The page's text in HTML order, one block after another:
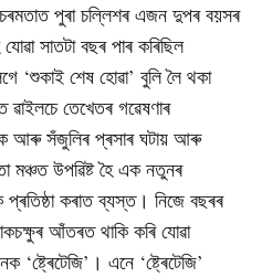
পুৰা চল্লিশৰ এজন দুপৰ বয়সৰ
সাতটা বছৰ পাৰ কৰিছিল
‘শুকাই শেষ হোৱা’ বুলি লৈ থকা
ৱাইলচে তেখেতৰ গৱেষণাৰ
আৰু সঁজুলিৰ প্ৰসাৰ ঘটায় আৰু
মঞ্চত উপৱিষ্ট হৈ এক নতুনৰ
কৰাত ব্যস্ত। নিজে বছৰৰ
আঁতৰত থাকি কৰি যোৱা
এনে ‘ষ্ট্ৰেটেজি’